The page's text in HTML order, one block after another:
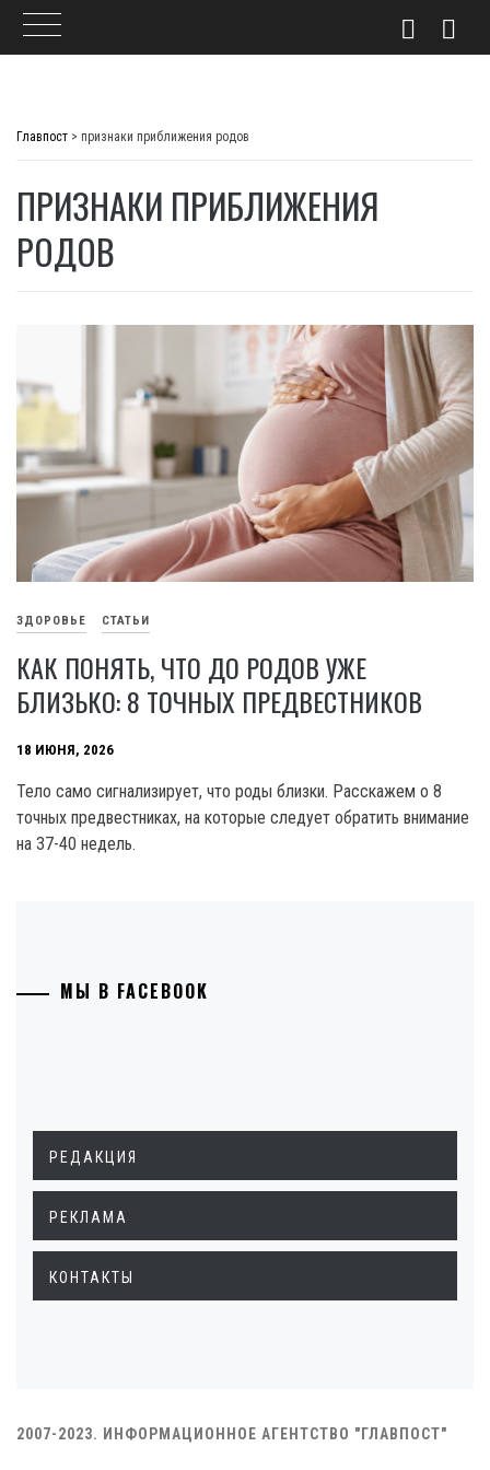
Главпост > признаки приближения родов
ПРИЗНАКИ ПРИБЛИЖЕНИЯ
РОДОВ
ЗДОРОВЬЕ СТАТЬИ
КАК ПОНЯТЬ, ЧТО ДО РОДОВ УЖЕ
БЛИЗЬКО: 8 ТОЧНЫХ ПРЕДВЕСТНИКОВ
18 ИЮНЯ, 2026
Тело само сигнализирует, что роды близки. Расскажем о 8
точных предвестниках, на которые следует обратить внимание
на 37-40 недель.
МЫ В FACEBOOK
РЕДАКЦИЯ
РЕКЛАМА
КОНТАКТЫ
2007-2023. ИНФОРМАЦИОННОЕ АГЕНТСТВО "ГЛАВПОСТ"